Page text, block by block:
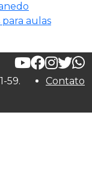
aulas
59.
Contato